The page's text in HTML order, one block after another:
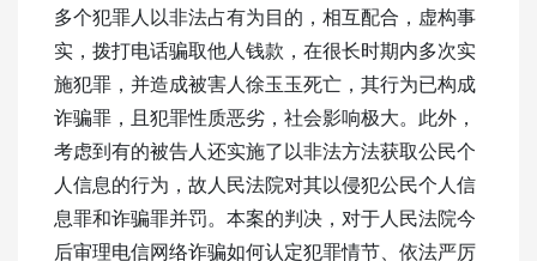
多个犯罪人以非法占有为目的，相互配合，虚构事
实，拨打电话骗取他人钱款，在很长时期内多次实
施犯罪，并造成被害人徐玉玉死亡，其行为已构成
诈骗罪，且犯罪性质恶劣，社会影响极大。此外，
考虑到有的被告人还实施了以非法方法获取公民个
人信息的行为，故人民法院对其以侵犯公民个人信
息罪和诈骗罪并罚。本案的判决，对于人民法院今
后审理电信网络诈骗如何认定犯罪情节、依法严厉